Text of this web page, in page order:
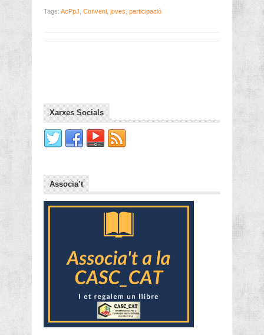
Tags: AcPpJ Conveni joves participació
Xarxes Socials
Associa’t